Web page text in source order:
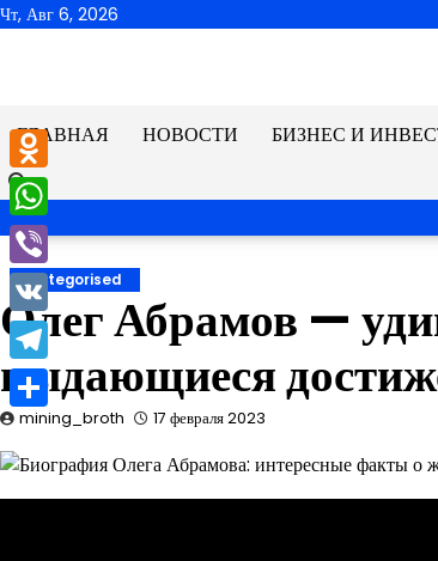
Перейти
Чт, Авг 6, 2026
ГЛАВНАЯ
НОВОСТИ БИЗНЕС И
Uncategorised
Олег Абрамов —
выдающиеся
mining_broth 17 февраля 2023
Odnoklassniki
WhatsApp
Viber
VK
Telegram
Отправить